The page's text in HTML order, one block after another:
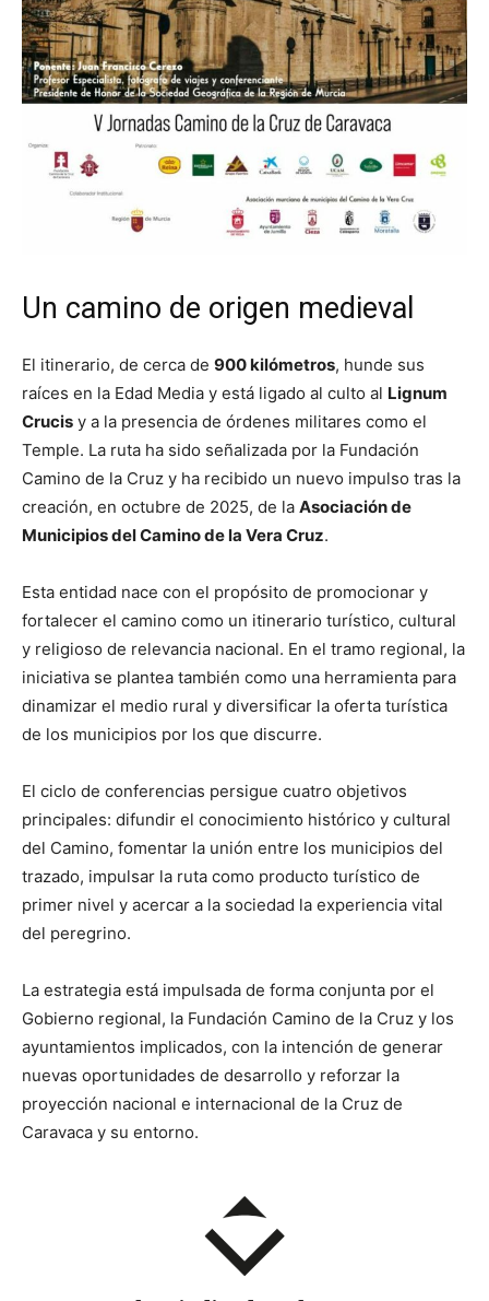
Un camino de origen medieval
El itinerario, de cerca de 900 kilómetros, hunde sus
raíces en la Edad Media y está ligado al culto al Lignum
Crucis y a la presencia de órdenes militares como el
Temple. La ruta ha sido señalizada por la Fundación
Camino de la Cruz y ha recibido un nuevo impulso tras la
creación, en octubre de 2025, de la Asociación de
Municipios del Camino de la Vera Cruz.
Esta entidad nace con el propósito de promocionar y
fortalecer el camino como un itinerario turístico, cultural
y religioso de relevancia nacional. En el tramo regional, la
iniciativa se plantea también como una herramienta para
dinamizar el medio rural y diversificar la oferta turística
de los municipios por los que discurre.
El ciclo de conferencias persigue cuatro objetivos
principales: difundir el conocimiento histórico y cultural
del Camino, fomentar la unión entre los municipios del
trazado, impulsar la ruta como producto turístico de
primer nivel y acercar a la sociedad la experiencia vital
del peregrino.
La estrategia está impulsada de forma conjunta por el
Gobierno regional, la Fundación Camino de la Cruz y los
ayuntamientos implicados, con la intención de generar
nuevas oportunidades de desarrollo y reforzar la
proyección nacional e internacional de la Cruz de
Caravaca y su entorno.